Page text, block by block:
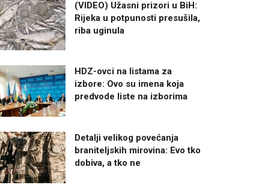
(VIDEO) Užasni prizori u BiH:
Rijeka u potpunosti presušila,
riba uginula
HDZ-ovci na listama za
izbore: Ovo su imena koja
predvode liste na izborima
Detalji velikog povećanja
braniteljskih mirovina: Evo tko
dobiva, a tko ne